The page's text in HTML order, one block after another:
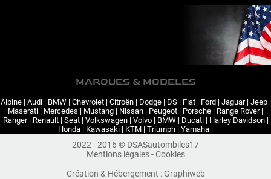
MARQUES & MODELES
Alpine| Audi| BMW| Chevrolet| Citroën| Dodge| DS| Fiat| Ford| Jaguar| Jeep|
Maserati | Mercedes | Mustang | Nissan | Peugeot | Porsche | Range Rover|
Ranger| Renault| Seat| Volkswagen| Volvo| BMW| Ducati| Harley Davidson|
Honda | Kawasaki | KTM | Triumph | Yamaha |
2022 - 2016 © DSASautombiles17
Mentions légales-Cookies
Création & Hébergement : Graphiweb